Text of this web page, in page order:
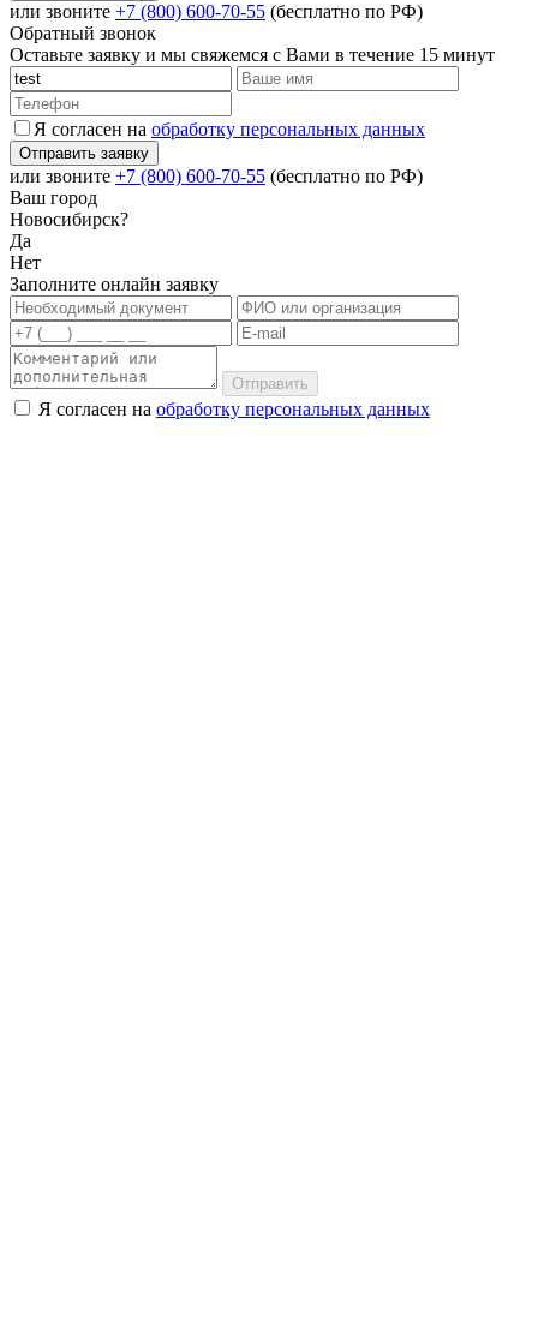
или звоните +7 (800) 600-70-55 (бесплатно по РФ)
Обратный звонок
Оставьте заявку и мы свяжемся с Вами в течение 15 минут
Я согласен на обработку персональных данных
или звоните +7 (800) 600-70-55 (бесплатно по РФ)
Ваш город
Новосибирск?
Да
Нет
Заполните онлайн заявку
Отправить
Я согласен на обработку персональных данных